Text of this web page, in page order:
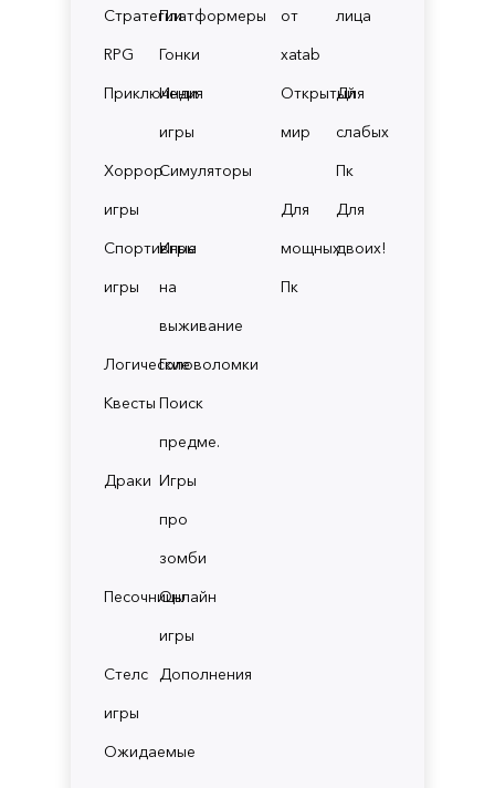
СтратегииПлатформеры
RPG
Гонки
Приключения
Инди
игры
Хоррор
игры
Симуляторы
Спортивные
игры
Игры
на
выживание
ЛогическиеГоловоломки
Квесты Поиск
предме.
Драки Игры
про
зомби
ПесочницыОнлайн
игры
Стелс
игры
Дополнения
Ожидаемые
от
xatab
лица
Открытый
мир
Для
слабых
Пк
Для
мощных
Пк
Для
двоих!